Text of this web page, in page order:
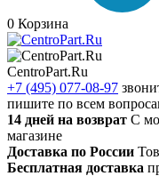
0 Корзина
CentroPart.Ru
+7 (495) 077-08-97
пишите по всем
14 дней на возврат С
магазине
Доставка по России
Бесплатная доставка